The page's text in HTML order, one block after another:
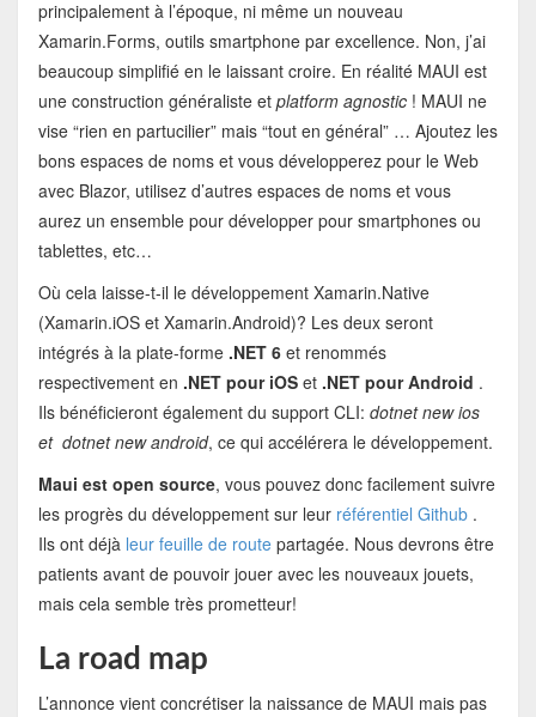
principalement à l’époque, ni même un nouveau
Xamarin.Forms, outils smartphone par excellence. Non, j’ai
beaucoup simplifié en le laissant croire. En réalité MAUI est
une construction généraliste et platform agnostic! MAUI ne
vise “rien en partucilier” mais “tout en général” … Ajoutez les
bons espaces de noms et vous développerez pour le Web
avec Blazor, utilisez d’autres espaces de noms et vous
aurez un ensemble pour développer pour smartphones ou
tablettes, etc…
Où cela laisse-t-il le développement Xamarin.Native
(Xamarin.iOS et Xamarin.Android)? Les deux seront
intégrés à la plate-forme .NET 6et renommés
respectivement en .NET pour iOSet .NET pour Android .
Ils bénéficieront également du support CLI: dotnet new ios
et dotnet new android, ce qui accélérera le développement.
Maui est open source, vous pouvez donc facilement suivre
les progrès du développement sur leur référentiel Github.
Ils ont déjà leur feuille de routepartagée. Nous devrons être
patients avant de pouvoir jouer avec les nouveaux jouets,
mais cela semble très prometteur!
La road map
L’annonce vient concrétiser la naissance de MAUI mais pas